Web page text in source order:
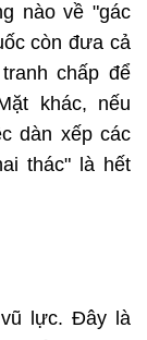
nào về "gác
còn đưa cả
chấp để
khác, nếu
dàn xếp các
thác" là hết
lực. Đây là